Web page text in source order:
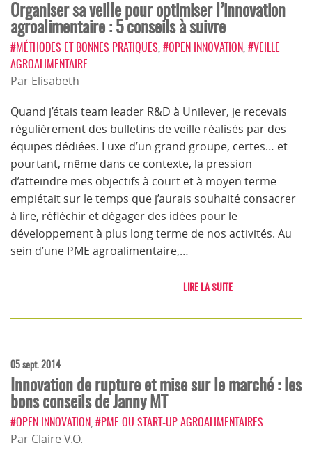
Organiser sa veille pour optimiser l’innovation
agroalimentaire : 5 conseils à suivre
#MÉTHODES ET BONNES PRATIQUES #OPEN INNOVATION #VEILLE
AGROALIMENTAIRE
Par Elisabeth
Quand j’étais team leader R&D à Unilever, je recevais
régulièrement des bulletins de veille réalisés par des
équipes dédiées. Luxe d’un grand groupe, certes… et
pourtant, même dans ce contexte, la pression
d’atteindre mes objectifs à court et à moyen terme
empiétait sur le temps que j’aurais souhaité consacrer
à lire, réfléchir et dégager des idées pour le
développement à plus long terme de nos activités. Au
sein d’une PME agroalimentaire,…
LIRE LA SUITE
05 sept. 2014
Innovation de rupture et mise sur le marché : les
bons conseils de Janny MT
#OPEN INNOVATION #PME OU START-UP AGROALIMENTAIRES
Par Claire V.O.